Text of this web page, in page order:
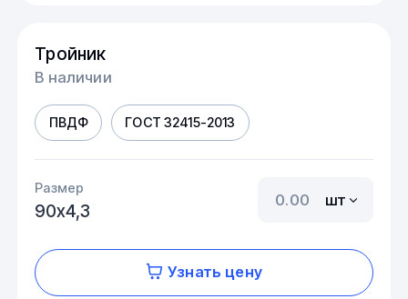
Тройник
В наличии
ПВДФ ГОСТ 32415-2013
Размер
90х4,3
шт
Узнать цену